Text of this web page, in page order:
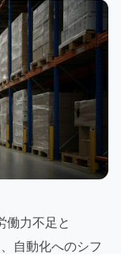
働力不足と
自動化へのシフ